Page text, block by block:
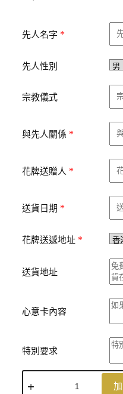
先人名字 *
先人性別
宗教儀式
與先人關係 *
花牌送贈人 *
送貨日期 *
花牌送遞地址 *
送貨地址
心意卡內容
特別要求